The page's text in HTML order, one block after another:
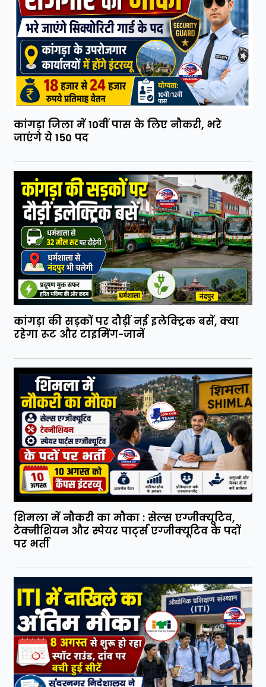
कांगड़ा जिला में 10वीं पास के लिए नौकरी, भरे
जाएंगे ये 150 पद
कांगड़ा की सड़कों पर दौड़ीं नई इलेक्ट्रिक बसें, क्या
रहेगा रूट और टाइमिंग-जानें
शिमला में नौकरी का मौका : सेल्स एग्जीक्यूटिव,
टेक्नीशियन और स्पेयर पार्ट्स एग्जीक्यूटिव के पदों
पर भर्ती